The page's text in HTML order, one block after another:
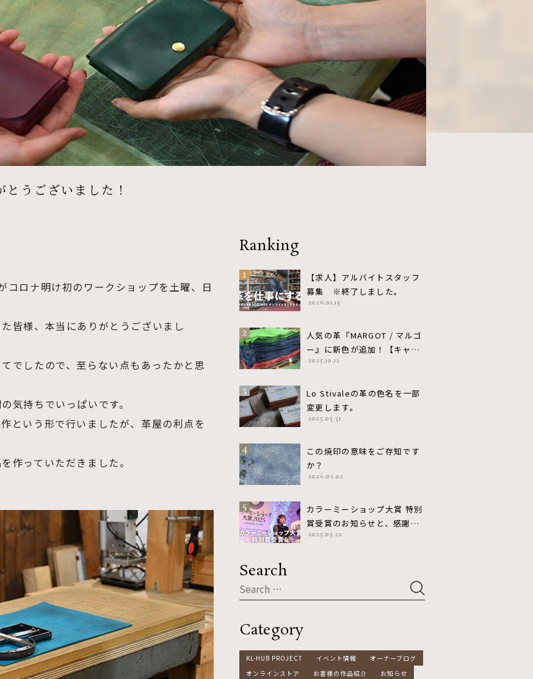
うございました！
Ranking
1
【求人】アルバイトスタッフ
募集 ※終了しました。
2026.01.15
2
人気の革『MARGOT / マルゴ
ー』に新色が追加！【キャン
ペーン実施中 (〜10/31)】
2025.10.12
3
Lo Stivaleの革の色名を一部
変更します。
2025.05.31
4
この焼印の意味をご存知です
か？
2026.02.02
5
カラーミーショップ大賞 特別
賞受賞のお知らせと、感謝の
気持ちを込めたキャンペーン
2025.05.22
Search
Category
KL-HUB PROJECT イベント情報
オーナーブログ
オンラインストア
お客様の作品紹介
お知らせ
コロナ明け初のワークショップを土曜、日
皆様、本当にありがとうございまし
でしたので、至らない点もあったかと思
気持ちでいっぱいです。
という形で行いましたが、革屋の利点を
作っていただきました。